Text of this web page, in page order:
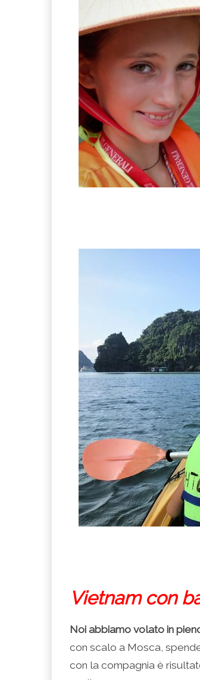
Vietnam con
Noi abbiamo volato in
con scalo a Mosca,
con la compagnia è